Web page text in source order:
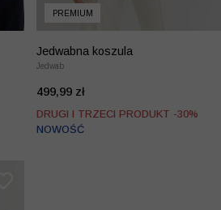
PREMIUM
Jedwabna koszula
Jedwab
499,99 zł
DRUGI I TRZECI PRODUKT -30%
NOWOŚĆ